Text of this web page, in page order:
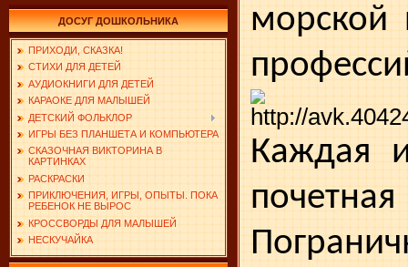
ДОСУГ ДОШКОЛЬНИКА
ПРИХОДИ, СКАЗКА!
СТИХИ ДЛЯ ДЕТЕЙ
АУДИОКНИГИ ДЛЯ ДЕТЕЙ
КАРАОКЕ ДЛЯ МАЛЫШЕЙ
ДЕТСКИЙ ФОЛЬКЛОР
ИГРЫ БЕЗ ПЛАНШЕТА И КОМПЬЮТЕРА
СКАЗОЧНАЯ ВИКТОРИНА В
КАРТИНКАХ
РАСКРАСКИ
ПРИКЛЮЧЕНИЯ, ИГРЫ, ОПЫТЫ. ПОКА
РЕБЕНОК НЕ ВЫРОС
КРОССВОРДЫ ДЛЯ МАЛЫШЕЙ
НЕСКУЧАЙКА
морской
Каждая